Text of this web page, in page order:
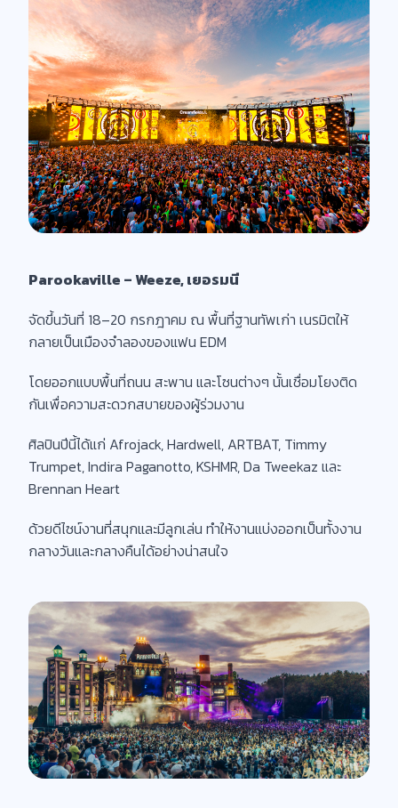
Parookaville – Weeze, เยอรมนี
จัดขึ้นวันที่ 18–20 กรกฎาคม ณ พื้นที่ฐานทัพเก่า เนรมิตให้
กลายเป็นเมืองจำลองของแฟน EDM
โดยออกแบบพื้นที่ถนน สะพาน และโซนต่างๆ นั้นเชื่อมโยงติด
กันเพื่อความสะดวกสบายของผู้ร่วมงาน
ศิลปินปีนี้ได้แก่ Afrojack, Hardwell, ARTBAT, Timmy
Trumpet, Indira Paganotto, KSHMR, Da Tweekaz และ
Brennan Heart
ด้วยดีไซน์งานที่สนุกและมีลูกเล่น ทำให้งานแบ่งออกเป็นทั้งงาน
กลางวันและกลางคืนได้อย่างน่าสนใจ